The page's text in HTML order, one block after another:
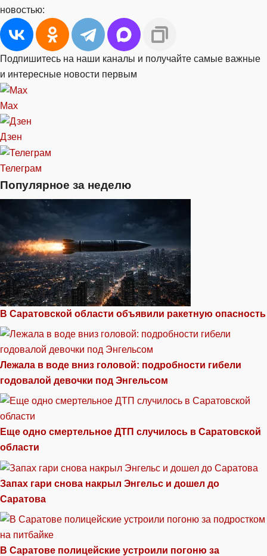
новостью:
Подпишитесь на наши каналы и получайте самые важные
и интересные новости первым
Max
Дзен
Телеграм
Популярное за неделю
В Саратовской области объявили ракетную опасность
Лежала в воде вниз головой: подробности гибели
годовалой девочки под Энгельсом
Еще одно смертельное ДТП случилось в Саратовской
области
Запах гари снова накрыл Энгельс и дошел до
Саратова
В Саратове полицейские устроили погоню за